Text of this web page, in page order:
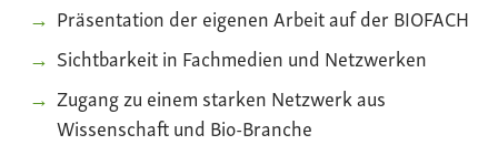
Präsentation der eigenen Arbeit auf der BIOFACH
Sichtbarkeit in Fachmedien und Netzwerken
Zugang zu einem starken Netzwerk aus
Wissenschaft und Bio-Branche